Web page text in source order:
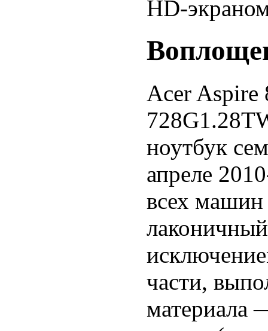
HD-
Acer Aspire
ноутбук
апреле
всех
части,
материала